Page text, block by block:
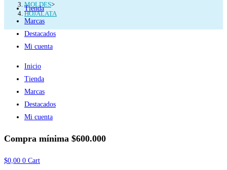
Tienda
Marcas
Destacados
Mi cuenta
Inicio
Tienda
Marcas
Destacados
Mi cuenta
Compra mínima $600.000
$0,00 0 Cart
MOLDES>
HOJALATA